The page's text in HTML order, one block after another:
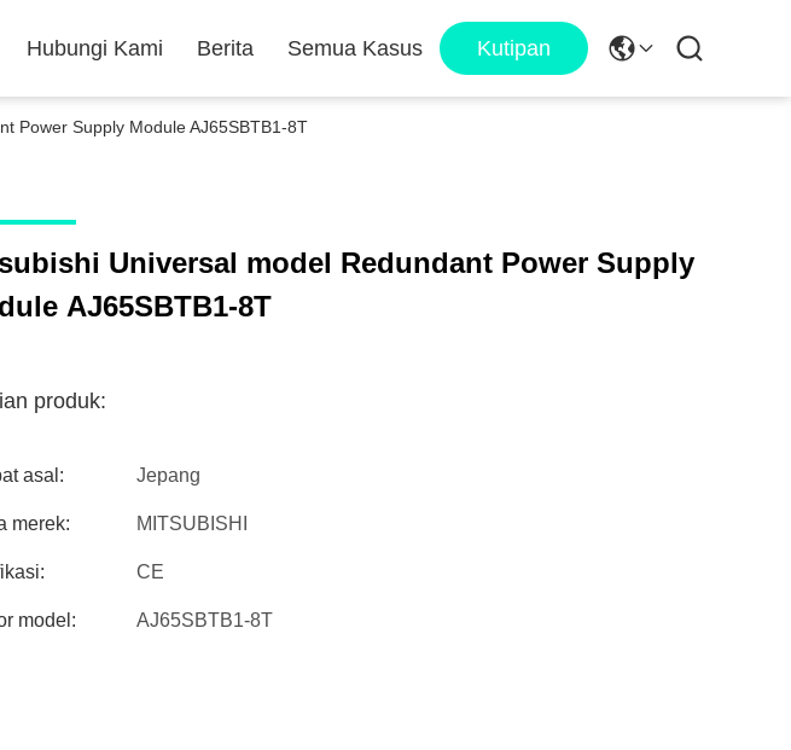
Hubungi Kami Berita Semua Kasus Kutipan
Power Supply Module AJ65SBTB1-8T
Universal model Redundant Power Supply
AJ65SBTB1-8T
produk:
asal: Jepang
merek: MITSUBISHI
CE
model: AJ65SBTB1-8T